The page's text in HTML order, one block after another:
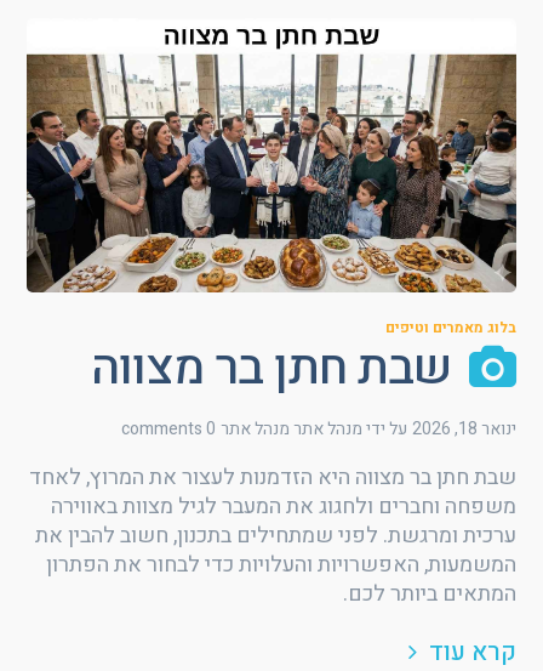
בלוג מאמרים וטיפים
שבת חתן בר מצווה
ינואר 18, 2026 על ידי מנהל אתרמנהל אתר 0 comments
שבת חתן בר מצווה היא הזדמנות לעצור את המרוץ, לאחד
משפחה וחברים ולחגוג את המעבר לגיל מצוות באווירה
ערכית ומרגשת. לפני שמתחילים בתכנון, חשוב להבין את
המשמעות, האפשרויות והעלויות כדי לבחור את הפתרון
המתאים ביותר לכם.
קרא עוד